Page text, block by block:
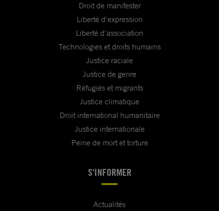
Droit de manifester
Liberté d'expression
Liberté d'association
Technologies et droits humains
Justice raciale
Justice de genre
Réfugiés et migrants
Justice climatique
Droit international humanitaire
Justice internationale
Peine de mort et torture
S'INFORMER
Actualités